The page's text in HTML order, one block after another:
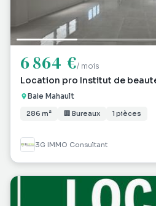
6 864 €/ mois
Location pro Institut de
Baie Mahault
286 m² 🏢 Bureaux 1 pièces
3G IMMO Consultant